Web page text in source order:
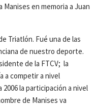
Manises en memoria a Juan
Triatlón. Fué una de las
de nuestro deporte.
de la FTCV; la
a competir a nivel
la participación a nivel
de Manises va